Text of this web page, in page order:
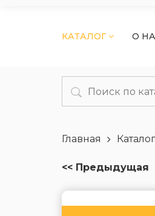
КАТАЛОГ О
Главная
<< Предыдущая